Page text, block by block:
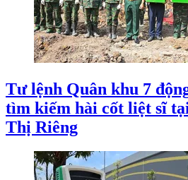
Tư lệnh Quân khu 7
tìm kiếm hài cốt liệt sĩ
Thị Riêng